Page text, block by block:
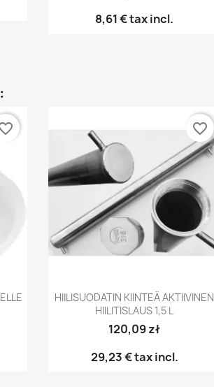
8,61 €tax incl.
Pikakatselu
HIILISUODATIN KIINTEÄ AKTIIVINEN
HIILITISLAUS 1,5 L
120,09 zł
29,23 €tax incl.
favorite_border